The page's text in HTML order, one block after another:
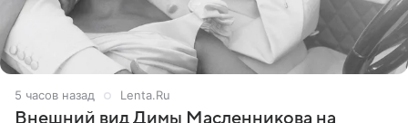
5 часов назад Lenta.Ru
Внешний вид Димы Масленникова на